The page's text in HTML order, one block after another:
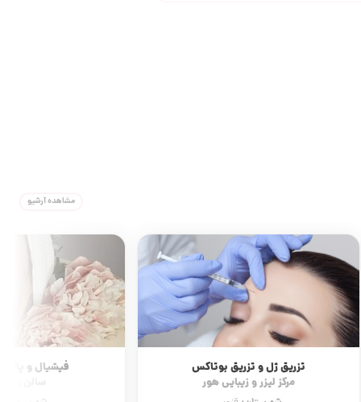
مشاهده آرشیو
تزریق ژل و تزریق بوتاکس
مرکز لیزر و زیبایی هور
فیشیال و